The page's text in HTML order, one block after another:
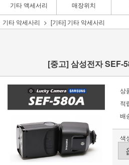
기타 액세서리 매장위치
기타 악세사리
[기타] 기타 악세사리
[중고] 삼성전자 SEF-
상
적
배
색